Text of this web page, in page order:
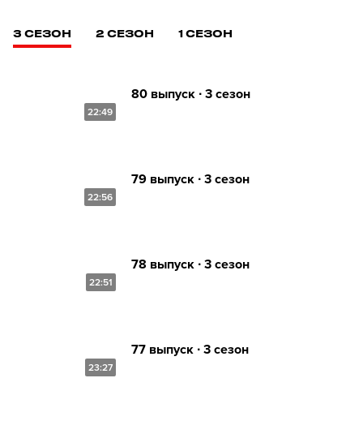
3 СЕЗОН 2 СЕЗОН 1 СЕЗОН
22:49
80 выпуск ∙ 3 сезон
22:56
79 выпуск ∙ 3 сезон
22:51
78 выпуск ∙ 3 сезон
23:27
77 выпуск ∙ 3 сезон